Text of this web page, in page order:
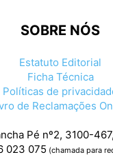
SOBRE NÓS
Estatuto Editorial
Ficha Técnica
Políticas de
de Reclamações
Pé nº2, 3100-
023 075 (chamada para